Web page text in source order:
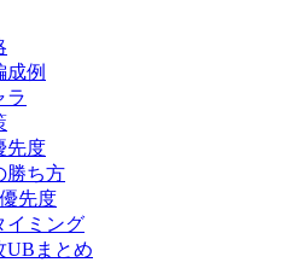
成例
ラ
先度
勝ち方
先度
イミング
UBまとめ